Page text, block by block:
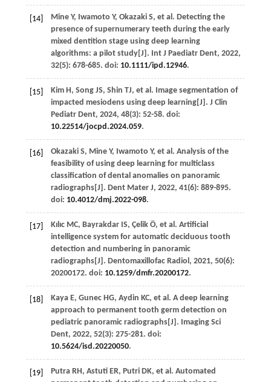
[14] Mine Y, Iwamoto Y, Okazaki S, et al. Detecting the
presence of supernumerary teeth during the early
mixed dentition stage using deep learning
algorithms: a pilot study[J]. Int J Paediatr Dent, 2022,
32(5): 678-685. doi: 10.1111/ipd.12946.
[15] Kim H, Song JS, Shin TJ, et al. Image segmentation of
impacted mesiodens using deep learning[J]. J Clin
Pediatr Dent, 2024, 48(3): 52-58. doi:
10.22514/jocpd.2024.059.
[16] Okazaki S, Mine Y, Iwamoto Y, et al. Analysis of the
feasibility of using deep learning for multiclass
classification of dental anomalies on panoramic
radiographs[J]. Dent Mater J, 2022, 41(6): 889-895.
doi: 10.4012/dmj.2022-098.
[17] Kılıc MC, Bayrakdar IS, Çelik Ö, et al. Artificial
intelligence system for automatic deciduous tooth
detection and numbering in panoramic
radiographs[J]. Dentomaxillofac Radiol, 2021, 50(6):
20200172. doi: 10.1259/dmfr.20200172.
[18] Kaya E, Gunec HG, Aydin KC, et al. A deep learning
approach to permanent tooth germ detection on
pediatric panoramic radiographs[J]. Imaging Sci
Dent, 2022, 52(3): 275-281. doi:
10.5624/isd.20220050.
[19] Putra RH, Astuti ER, Putri DK, et al. Automated